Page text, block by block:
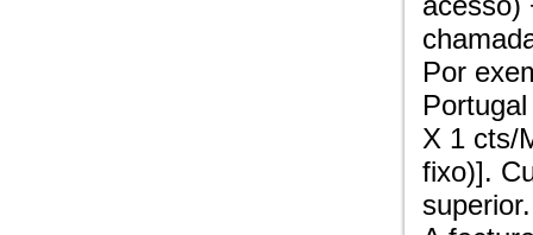
Por
X 1 cts/
fixo)].
superior.